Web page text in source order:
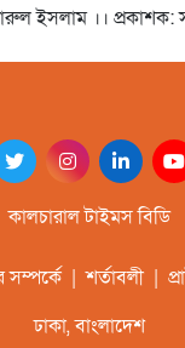
ইসলাম ।। প্রকাশক:
কালচারাল টাইমস বিডি
| শর্তাবলী |
ঢাকা, বাংলাদেশ